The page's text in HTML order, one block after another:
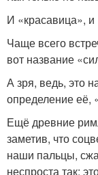
И «красавица»,
Чаще всего
вот название
А зря, ведь, это
определение её,
Ещё древние
заметив, что
наши пальцы,
неспроста так: